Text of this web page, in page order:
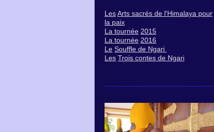
LesArts sacrés de l'Himalaya pour
la paix
La tournée 2015
La tournée 2016
Le Souffle de Ngari
Les Trois contes de Ngari